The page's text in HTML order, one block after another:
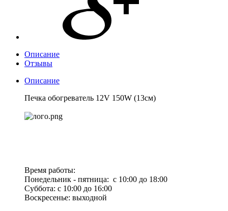
Описание
Отзывы
Описание
Печка обогреватель 12V 150W (13см)
Время работы:
Понедельник - пятница: с 10:00 до 18:00
Суббота: с 10:00 до 16:00
Воскресенье: выходной